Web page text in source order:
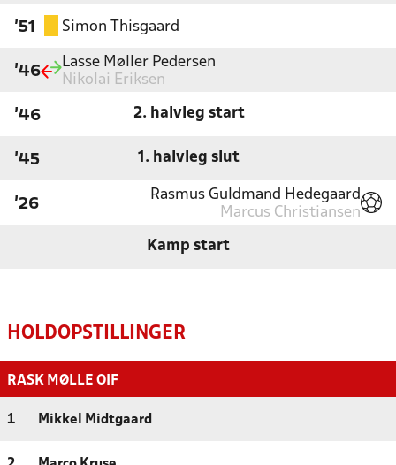
'51 Simon Thisgaard
'46
Lasse Møller Pedersen
Nikolai Eriksen
'46 2. halvleg start
'45 1. halvleg slut
'26
Rasmus Guldmand Hedegaard
Marcus Christiansen
Kamp start
HOLDOPSTILLINGER
RASK MØLLE OIF
1 Mikkel Midtgaard